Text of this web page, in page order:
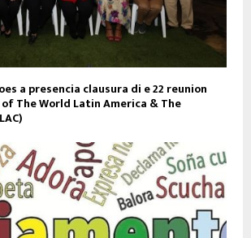
a presencia clausura di e 22 reunion
The World Latin America & The